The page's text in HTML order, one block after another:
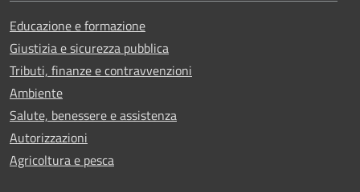
Educazione e formazione
Giustizia e sicurezza pubblica
Tributi, finanze e contravvenzioni
Ambiente
Salute, benessere e assistenza
Autorizzazioni
Agricoltura e pesca